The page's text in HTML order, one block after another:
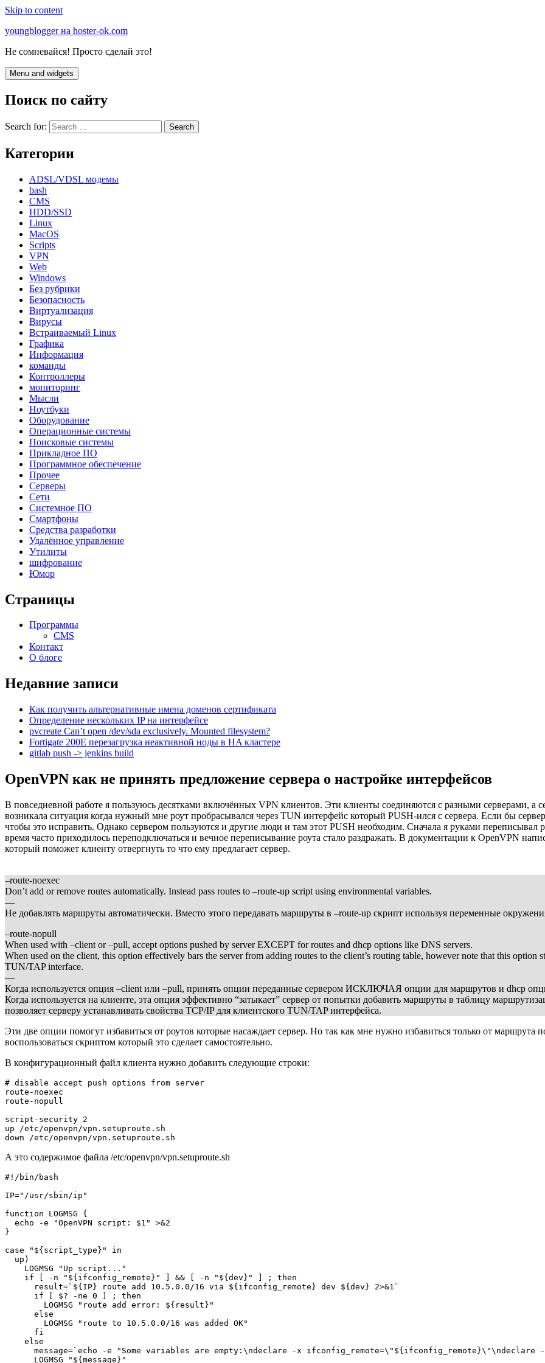
Skip to content
youngblogger на hoster-ok.com
Не сомневайся! Просто сделай это!
Menu and widgets
Поиск по сайту
Search for:
Категории
ADSL/VDSL модемы
bash
CMS
HDD/SSD
Linux
MacOS
Scripts
VPN
Web
Windows
Без рубрики
Безопасность
Виртуализация
Вирусы
Встраиваемый Linux
Графика
Информация
команды
Контроллеры
мониторинг
Мысли
Ноутбуки
Оборудование
Операционные системы
Поисковые системы
Прикладное ПО
Программное обеспечение
Прочее
Серверы
Сети
Системное ПО
Смартфоны
Средства разработки
Удалённое управление
Утилиты
шифрование
Юмор
Страницы
Программы
CMS
Контакт
О блоге
Недавние записи
Как получить альтернативные имена доменов сертификата
Определение нескольких IP на интерфейсе
pvcreate Can’t open /dev/sda exclusively. Mounted filesystem?
Fortigate 200E перезагрузка неактивной ноды в HA кластере
gitlab push -> jenkins build
OpenVPN как не принять предложение сервера о настройке интерфейсов
В повседневной работе я пользуюсь десятками включённых VPN клиентов. Эти клиенты соединяются с разными серверами, а
возникала ситуация когда нужный мне роут пробрасывался через TUN интерфейс который PUSH-ился с сервера. Если бы
чтобы это исправить. Однако сервером пользуются и другие люди и там этот PUSH необходим. Сначала я руками
время часто приходилось переподключаться и вечное переписывание роута стало раздражать. В документации к OpenVPN
который поможет клиенту отвергнуть то что ему предлагает сервер.
–route-noexec
Don’t add or remove routes automatically. Instead pass routes to –route-up script using environmental variables.
—
Не добавлять маршруты автоматически. Вместо этого передавать маршруты в –route-up скрипт используя переменные
–route-nopull
When used with –client or –pull, accept options pushed by server EXCEPT for routes and dhcp options like DNS servers.
When used on the client, this option effectively bars the server from adding routes to the client’s routing table, however note that this option
TUN/TAP interface.
—
Когда используется опция –client или –pull, принять опции переданные сервером ИСКЛЮЧАЯ опции для маршрутов и dhcp
Когда используется на клиенте, эта опция эффективно “затыкает” сервер от попытки добавить маршруты в таблицу
позволяет серверу устанавливать свойства TCP/IP для клиентского TUN/TAP интерфейса.
Эти две опции помогут избавиться от роутов которые насаждает сервер. Но так как мне нужно избавиться только от маршрута
воспользоваться скриптом который это сделает самостоятельно.
В конфигурационный файл клиента нужно добавить следующие строки:
# disable accept push options from server
route-noexec
route-nopull
script-security 2
up /etc/openvpn/vpn.setuproute.sh
А это содержимое файла /etc/openvpn/vpn.setuproute.sh
#!/bin/bash
IP="/usr/sbin/ip"
function LOGMSG {
  echo -e "OpenVPN script: $1" >&2
}
case "${script_type}" in
  up)
    LOGMSG "Up script..."
    if [ -n "${ifconfig_remote}" ] && [ -n "${dev}" ] ; then
      result=`${IP} route add 10.5.0.0/16 via ${ifconfig_remote} dev ${dev} 2>&1`
      if [ $? -ne 0 ] ; then
        LOGMSG "route add error: ${result}"
      else
        LOGMSG "route to 10.5.0.0/16 was added OK"
      fi
    else
message=`echo -e "Some variables are empty:\ndeclare -x ifconfig_remote=\"${ifconfig_remote}\"\ndeclare
      LOGMSG "${message}"